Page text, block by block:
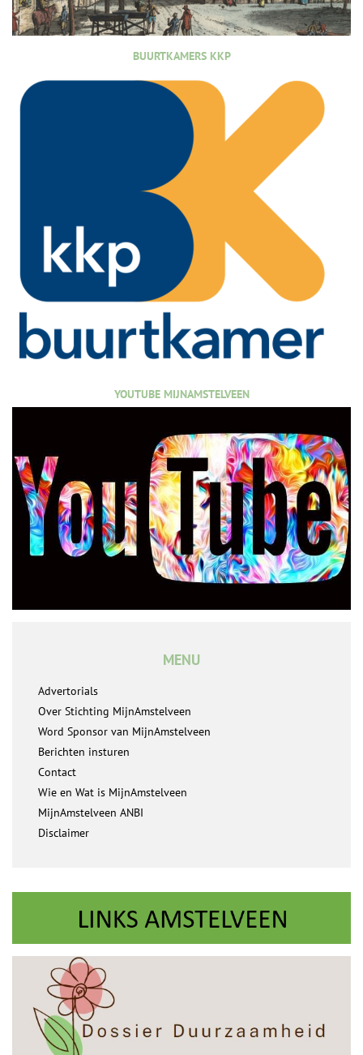
BUURTKAMERS KKP
YOUTUBE MIJNAMSTELVEEN
MENU
Advertorials
Over Stichting MijnAmstelveen
Word Sponsor van MijnAmstelveen
Berichten insturen
Contact
Wie en Wat is MijnAmstelveen
MijnAmstelveen ANBI
Disclaimer